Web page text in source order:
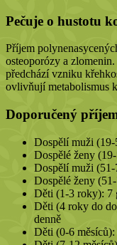
Pečuje o hustotu
Příjem
osteoporózy a
předchází vzniku
ovlivňují metabolismus
Doporučený
Dospělí muži (19-
Dospělé ženy
Dospělí muži (51-
Dospělé ženy
Děti (1-3 roky): 7
Děti (4 roky do
denně
Děti (0-6